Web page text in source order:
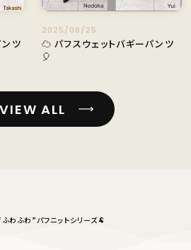
ンツ
2025/06/25
☁️ パフスウェットバギーパンツ
🎈
VIEW ALL
わふわ”パフニットシリーズ🐏